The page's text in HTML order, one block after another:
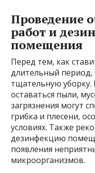
Проведение
работ и
помещения
Перед тем, как
длительный
тщательную
оставаться пыли,
загрязнения могут
грибка и плесени,
условиях. Также
дезинфекцию
появления
микроорганизмов.